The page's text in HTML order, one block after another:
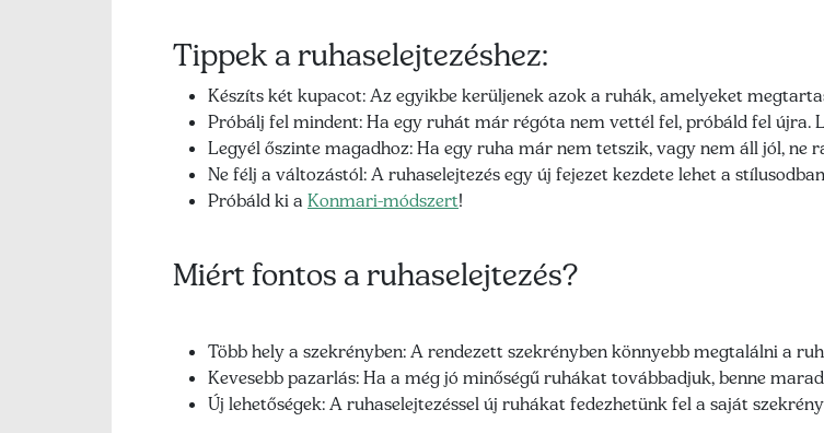
Tippek a ruhaselejtezéshez:
Készíts két kupacot: Az egyikbe kerüljenek azok a ruhák, amelyeket
Próbálj fel mindent: Ha egy ruhát már régóta nem vettél fel, próbáld fel újra.
Legyél őszinte magadhoz: Ha egy ruha már nem tetszik, vagy nem áll jól, ne
Ne félj a változástól: A ruhaselejtezés egy új fejezet kezdete lehet a
Próbáld ki a Konmari-módszert!
Miért fontos a ruhaselejtezés?
Több hely a szekrényben: A rendezett szekrényben könnyebb megtalálni a
Kevesebb pazarlás: Ha a még jó minőségű ruhákat továbbadjuk, benne
Új lehetőségek: A ruhaselejtezéssel új ruhákat fedezhetünk fel a saját